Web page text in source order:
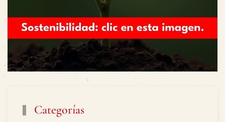
Categorías